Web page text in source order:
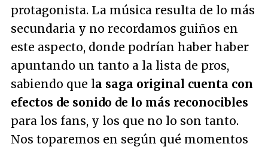
protagonista. La música resulta de lo más
secundaria y no recordamos guiños en
este aspecto, donde podrían haber haber
apuntando un tanto a la lista de pros,
sabiendo que la saga original cuenta con
efectos de sonido de lo más reconocibles
para los fans, y los que no lo son tanto.
Nos toparemos en según qué momentos